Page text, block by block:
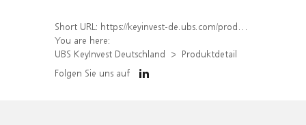
Short URL: https://keyinvest-de.ubs.com/produkt/detail/index/isin/DE000UL9WNG5
You are here:
UBS KeyInvest Deutschland
Produktdetail
Folgen Sie uns auf